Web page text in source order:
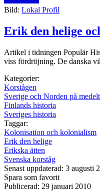
Bild: Lokal Profil
Erik den helige
Artikel i tidningen Populär
viss fördröjning. De danska
Kategorier:
Korstågen
Sverige och Norden på
Finlands historia
Sveriges historia
Taggar:
Kolonisation och kolonialism
Erik den helige
Erikska ätten
Svenska korståg
Senast uppdaterad: 3 augusti
Spara som favorit
Publicerad: 29 januari 2010